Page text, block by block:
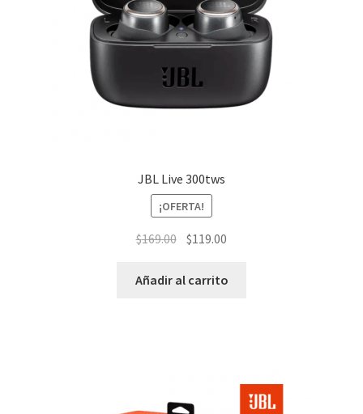
JBL Live 300tws
¡OFERTA!
$169.00 El
original
$119.00
actual
Añadir al carrito